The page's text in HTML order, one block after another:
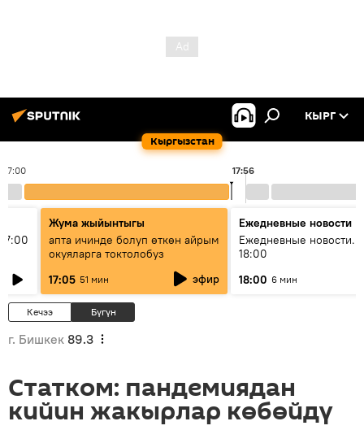
Кыргызстан
КЫРГ
17:00 17:56
Жума жыйынтыгы
апта ичинде болуп өткөн айрым
окуяларга токтолобуз
17:05 51 мин эфир
Ежедневные новости
Ежедневные новости.
18:00
18:00 6 мин
Кечээ Бүгүн
г. Бишкек 89.3
Статком: пандемиядан
кийин жакырлар көбөйдү